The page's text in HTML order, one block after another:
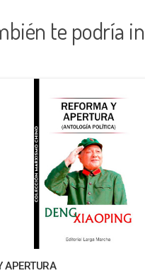
te podría
APERTURA